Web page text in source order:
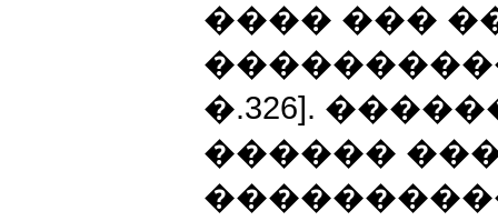
���� ���
�.326].
������